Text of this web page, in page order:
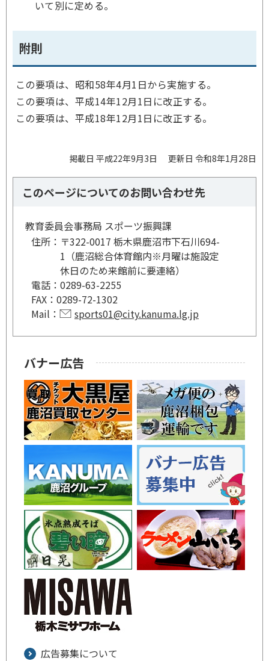
いて別に定める。
附則
この要項は、昭和58年4月1日から実施する。
この要項は、平成14年12月1日に改正する。
この要項は、平成18年12月1日に改正する。
掲載日 平成22年9月3日 更新日 令和8年1月28日
このページについてのお問い合わせ先
教育委員会事務局 スポーツ振興課
住所： 〒322-0017 栃木県鹿沼市下石川694-
1（鹿沼総合体育館内※月曜は施設定
休日のため来館前に要連絡）
電話： 0289-63-2255
FAX： 0289-72-1302
Mail：
sports01@city.kanuma.lg.jp
バナー広告
広告募集について